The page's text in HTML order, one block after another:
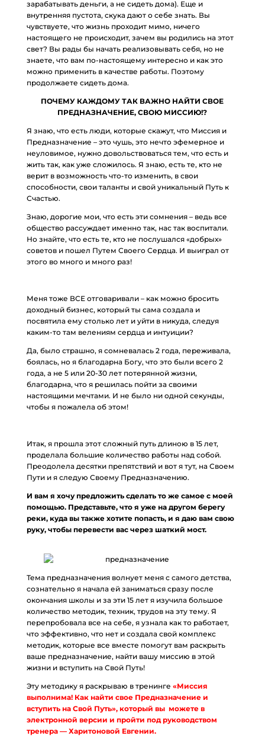
зарабатывать деньги, а не сидеть дома). Еще и
внутренняя пустота, скука дают о себе знать. Вы
чувствуете, что жизнь проходит мимо, ничего
настоящего не происходит, зачем вы родились на этот
свет? Вы рады бы начать реализовывать себя, но не
знаете, что вам по-настоящему интересно и как это
можно применить в качестве работы. Поэтому
продолжаете сидеть дома.
ПОЧЕМУ КАЖДОМУ ТАК ВАЖНО НАЙТИ СВОЕ
ПРЕДНАЗНАЧЕНИЕ, СВОЮ МИССИЮ!?
Я знаю, что есть люди, которые скажут, что Миссия и
Предназначение – это чушь, это нечто эфемерное и
неуловимое, нужно довольствоваться тем, что есть и
жить так, как уже сложилось. Я знаю, есть те, кто не
верит в возможность что-то изменить, в свои
способности, свои таланты и свой уникальный Путь к
Счастью.
Знаю, дорогие мои, что есть эти сомнения – ведь все
общество рассуждает именно так, нас так воспитали.
Но знайте, что есть те, кто не послушался «добрых»
советов и пошел Путем Своего Сердца. И выиграл от
этого во много и много раз!
Меня тоже ВСЕ отговаривали – как можно бросить
доходный бизнес, который ты сама создала и
посвятила ему столько лет и уйти в никуда, следуя
каким-то там велениям сердца и интуиции?
Да, было страшно, я сомневалась 2 года, переживала,
боялась, но я благодарна Богу, что это были всего 2
года, а не 5 или 20-30 лет потерянной жизни,
благодарна, что я решилась пойти за своими
настоящими мечтами. И не было ни одной секунды,
чтобы я пожалела об этом!
Итак, я прошла этот сложный путь длиною в 15 лет,
проделала большие количество работы над собой.
Преодолела десятки препятствий и вот я тут, на Своем
Пути и я следую Своему Предназначению.
И вам я хочу предложить сделать то же самое с моей
помощью. Представьте, что я уже на другом берегу
реки, куда вы также хотите попасть, и я даю вам свою
руку, чтобы перевести вас через шаткий мост.
Тема предназначения волнует меня с самого детства,
сознательно я начала ей заниматься сразу после
окончания школы и за эти 15 лет я изучила большое
количество методик, техник, трудов на эту тему. Я
перепробовала все на себе, я узнала как то работает,
что эффективно, что нет и создала свой комплекс
методик, которые все вместе помогут вам раскрыть
ваше предназначение, найти вашу миссию в этой
жизни и вступить на Свой Путь!
Эту методику я раскрываю в тренинге «Миссия
выполнима! Как найти свое Предназначение и
вступить на Свой Путь», который вы можете в
электронной версии и пройти под руководством
тренера — Харитоновой Евгении.